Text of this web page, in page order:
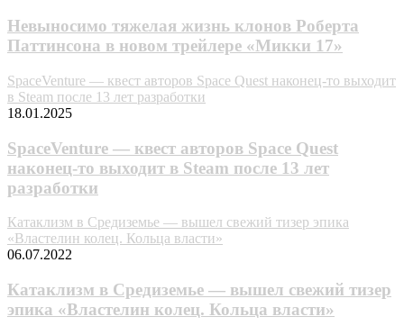
Невыносимо тяжелая жизнь клонов Роберта
Паттинсона в новом трейлере «Микки 17»
SpaceVenture — квест авторов Space Quest наконец-то выходит
в Steam после 13 лет разработки
18.01.2025
SpaceVenture — квест авторов Space Quest
наконец-то выходит в Steam после 13 лет
разработки
Катаклизм в Средиземье — вышел свежий тизер эпика
«Властелин колец. Кольца власти»
06.07.2022
Катаклизм в Средиземье — вышел свежий тизер
эпика «Властелин колец. Кольца власти»